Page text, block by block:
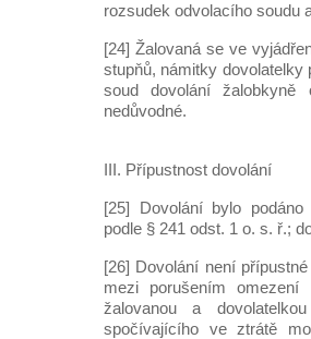
rozsudek odvolacího soudu
[24] Žalovaná se ve
stupňů, námitky dovolatelky
soud dovolání
nedůvodné.
III. Přípustnost dovolání
[25] Dovolání bylo
podle § 241 odst. 1 o. s. ř.;
[26] Dovolání není
mezi porušením
žalovanou a
spočívajícího ve ztrátě